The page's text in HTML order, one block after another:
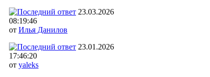
23.03.2026
08:19:46
от Илья Данилов
23.01.2026
17:46:20
от yaleks